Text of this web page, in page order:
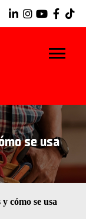
se usa
cómo se usa